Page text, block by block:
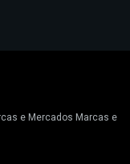
e Mercados Marcas e